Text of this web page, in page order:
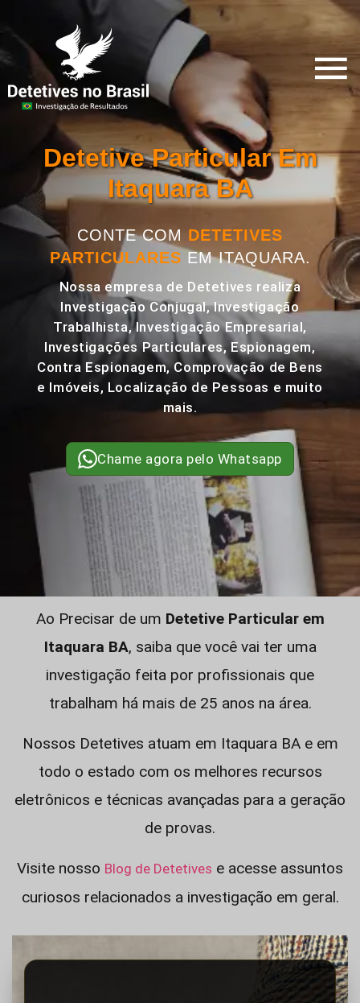
Detetive Particular Em
Itaquara BA
CONTE COM DETETIVES
PARTICULARES EM ITAQUARA.
Nossa empresa de Detetives realiza
Investigação Conjugal, Investigação
Trabalhista, Investigação Empresarial,
Investigações Particulares, Espionagem,
Contra Espionagem, Comprovação de Bens
e Imóveis, Localização de Pessoas e muito
mais.
Chame agora pelo Whatsapp
Ao Precisar de um Detetive Particular em
Itaquara BA, saiba que você vai ter uma
investigação feita por profissionais que
trabalham há mais de 25 anos na área.
Nossos Detetives atuam em Itaquara BA e em
todo o estado com os melhores recursos
eletrônicos e técnicas avançadas para a geração
de provas.
Visite nosso Blog de Detetives e acesse assuntos
curiosos relacionados a investigação em geral.